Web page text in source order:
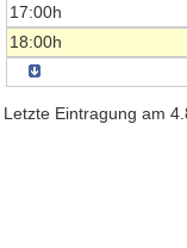
17:00h
18:00h
Letzte Eintragung am